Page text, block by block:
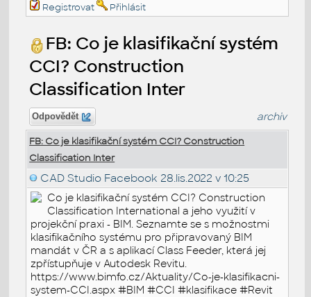
Registrovat
Přihlásit
FB: Co je klasifikační systém
CCI? Construction
Classification Inter
Odpovědět archiv
FB: Co je klasifikační systém CCI? Construction
Classification Inter
CAD Studio Facebook 28.lis.2022 v 10:25
Co je klasifikační systém CCI? Construction
Classification International a jeho využití v
projekční praxi - BIM. Seznamte se s možnostmi
klasifikačního systému pro připravovaný BIM
mandát v ČR a s aplikací Class Feeder, která jej
zpřístupňuje v Autodesk Revitu.
https://www.bimfo.cz/Aktuality/Co-je-klasifikacni-
system-CCI.aspx #BIM #CCI #klasifikace #Revit